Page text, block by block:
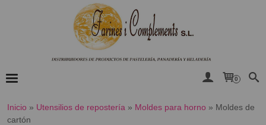
0
Inicio » Utensilios de repostería » Moldes para horno » Moldes de
cartón